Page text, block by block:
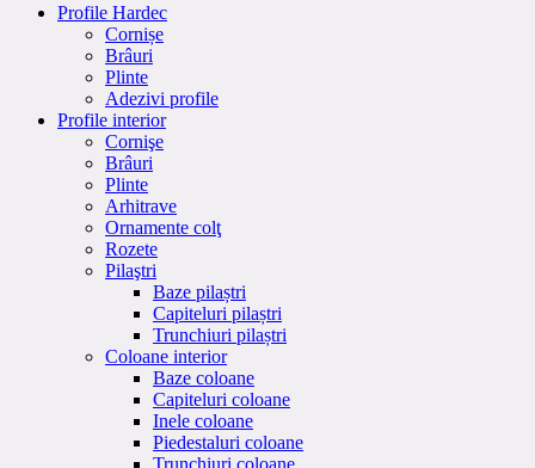
Profile Hardec
Cornișe
Brâuri
Plinte
Adezivi profile
Profile interior
Cornişe
Brâuri
Plinte
Arhitrave
Ornamente colţ
Rozete
Pilaştri
Baze pilaștri
Capiteluri pilaștri
Trunchiuri pilaștri
Coloane interior
Baze coloane
Capiteluri coloane
Inele coloane
Piedestaluri coloane
Trunchiuri coloane